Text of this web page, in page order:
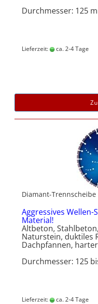
Durchmesser: 125
Lieferzeit: ca. 2-4 Tage
Diamant-Trennscheibe
Aggressives
Material!
Altbeton,
Naturstein, duktiles
Dachpfannen,
Durchmesser: 125
Lieferzeit: ca. 2-4 Tage